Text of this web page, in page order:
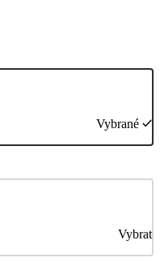
Vybrané
Vybrat